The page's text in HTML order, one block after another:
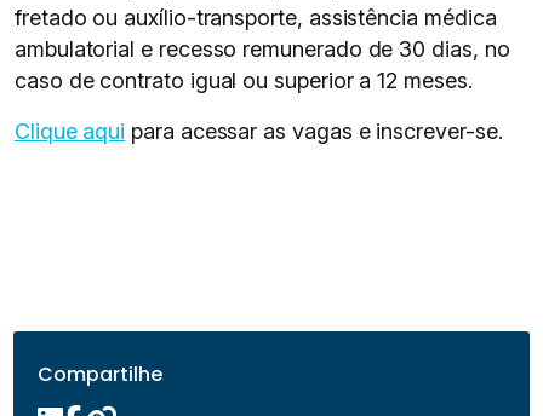
fretado ou auxílio-transporte, assistência médica
ambulatorial e recesso remunerado de 30 dias, no
caso de contrato igual ou superior a 12 meses.
Clique aqui para acessar as vagas e inscrever-se.
Compartilhe